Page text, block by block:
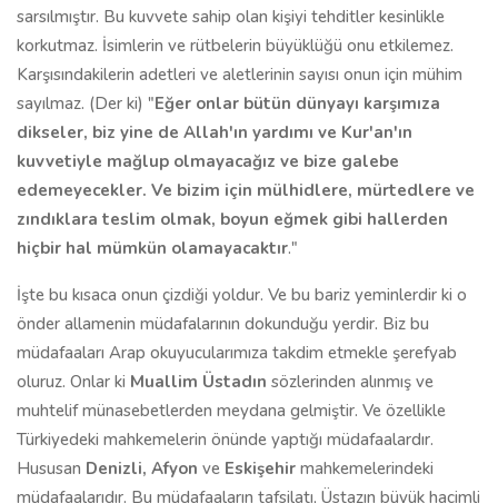
sarsılmıştır. Bu kuvvete sahip olan kişiyi tehditler kesinlikle
korkutmaz. İsimlerin ve rütbelerin büyüklüğü onu etkilemez.
Karşısındakilerin adetleri ve aletlerinin sayısı onun için mühim
sayılmaz. (Der ki) "Eğer onlar bütün dünyayı karşımıza
dikseler, biz yine de Allah'ın yardımı ve Kur'an'ın
kuvvetiyle mağlup olmayacağız ve bize galebe
edemeyecekler. Ve bizim için mülhidlere, mürtedlere ve
zındıklara teslim olmak, boyun eğmek gibi hallerden
hiçbir hal mümkün olamayacaktır."
İşte bu kısaca onun çizdiği yoldur. Ve bu bariz yeminlerdir ki o
önder allamenin müdafalarının dokunduğu yerdir. Biz bu
müdafaaları Arap okuyucularımıza takdim etmekle şerefyab
oluruz. Onlar ki Muallim Üstadın sözlerinden alınmış ve
muhtelif münasebetlerden meydana gelmiştir. Ve özellikle
Türkiyedeki mahkemelerin önünde yaptığı müdafaalardır.
Hususan Denizli, Afyon ve Eskişehir mahkemelerindeki
müdafaalarıdır. Bu müdafaaların tafsilatı, Üstazın büyük hacimli